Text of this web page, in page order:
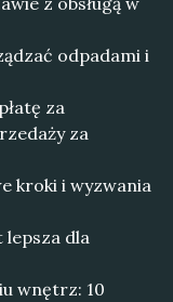
odpadami i
za
za
kroki i wyzwania
lepsza dla
wnętrz: 10